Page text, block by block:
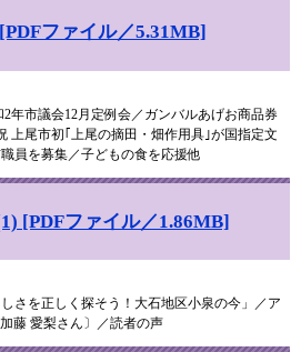
ファイル／5.31MB]
年市議会12月定例会／ガンバルあげお商品券
上尾市初｢上尾の摘田・畑作用具｣が国指定文
員を募集／子どもの食を応援他
[PDFファイル／1.86MB]
さを正しく探そう！大石地区小泉の今」／ア
藤 愛梨さん〕／読者の声